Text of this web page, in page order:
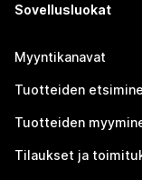
Sovellusluokat
Myyntikanavat
Tuotteiden
Tuotteiden
Tilaukset ja